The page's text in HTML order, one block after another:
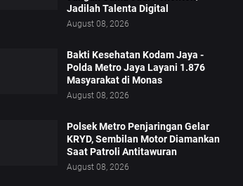
Jadilah Talenta Digital
August 08, 2026
Bakti Kesehatan Kodam Jaya -
Polda Metro Jaya Layani 1.876
Masyarakat di Monas
August 08, 2026
Polsek Metro Penjaringan Gelar
KRYD, Sembilan Motor Diamankan
Saat Patroli Antitawuran
August 08, 2026